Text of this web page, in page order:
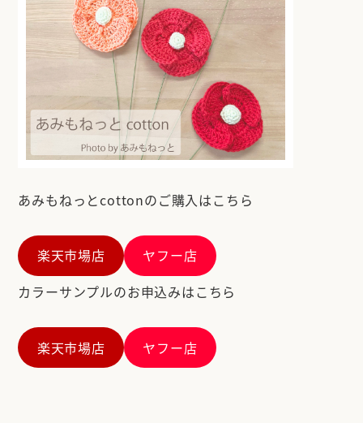
あみもねっとcottonのご購入はこちら
楽天市場店
ヤフー店
カラーサンプルのお申込みはこちら
楽天市場店 ヤフー店